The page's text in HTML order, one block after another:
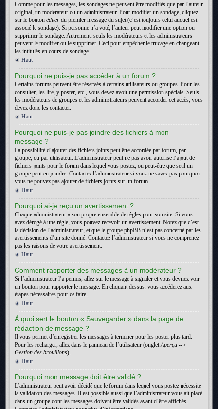
Comme pour les messages, les sondages ne peuvent être modifiés que par l’auteur
original, un modérateur ou un administrateur. Pour modifier un sondage, cliquez
sur le bouton éditer du premier message du sujet (c’est toujours celui auquel est
associé le sondage). Si personne n’a voté, l’auteur peut modifier une option ou
supprimer le sondage. Autrement, seuls les modérateurs et les administrateurs
peuvent le modifier ou le supprimer. Ceci pour empêcher le trucage en changeant
les intitulés en cours de sondage.
Haut
Pourquoi ne puis-je pas accéder à un forum ?
Certains forums peuvent être réservés à certains utilisateurs ou groupes. Pour les
consulter, les lire, y poster, etc., vous devez avoir une permission spéciale. Seuls
les modérateurs de groupes et les administrateurs peuvent accorder cet accès, vous
devez donc les contacter.
Haut
Pourquoi ne puis-je pas joindre des fichiers à mon
message ?
La possibilité d’ajouter des fichiers joints peut être accordée par forum, par
groupe, ou par utilisateur. L’administrateur peut ne pas avoir autorisé l’ajout de
fichiers joints pour le forum dans lequel vous postez, ou peut-être que seul un
groupe peut en joindre. Contactez l’administrateur si vous ne savez pas pourquoi
vous ne pouvez pas ajouter de fichiers joints sur un forum.
Haut
Pourquoi ai-je reçu un avertissement ?
Chaque administrateur a son propre ensemble de règles pour son site. Si vous
avez dérogé à une règle, vous pouvez recevoir un avertissement. Notez que c’est
la décision de l’administrateur, et que le groupe phpBB n’est pas concerné par les
avertissements d’un site donné. Contactez l’administrateur si vous ne comprenez
pas les raisons de votre avertissement.
Haut
Comment rapporter des messages à un modérateur ?
Si l’administrateur l’a permis, allez sur le message à signaler et vous devriez voir
un bouton pour rapporter le message. En cliquant dessus, vous accéderez aux
étapes nécessaires pour ce faire.
Haut
À quoi sert le bouton « Sauvegarder » dans la page de
rédaction de message ?
Il vous permet d’enregistrer les messages à terminer pour les poster plus tard.
Pour les recharger, allez dans le panneau de l’utilisateur (ongletAperçu -->
Gestion des brouillons).
Haut
Pourquoi mon message doit être validé ?
L’administrateur peut avoir décidé que le forum dans lequel vous postez nécessite
la validation des messages. Il est possible aussi que l’administrateur vous ait placé
dans un groupe dont les messages doivent être validés avant d’être affichés.